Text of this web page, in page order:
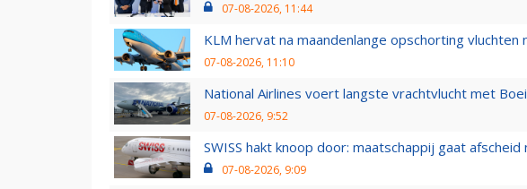
07-08-2026, 11:44
KLM hervat na maandenlange opschorting vluchten
07-08-2026, 11:10
National Airlines voert langste vrachtvlucht met
07-08-2026, 9:52
SWISS hakt knoop door: maatschappij gaat
07-08-2026, 9:09